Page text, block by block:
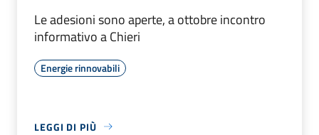
Le adesioni sono aperte, a ottobre incontro
informativo a Chieri
Energie rinnovabili
LEGGI DI PIÙ